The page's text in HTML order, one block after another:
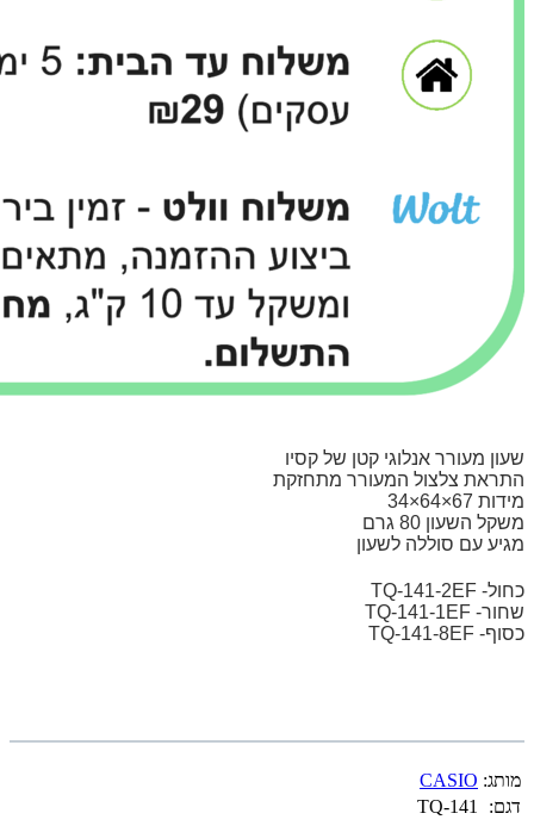
שעון מעורר אנלוגי קטן של קסיו
התראת צלצול המעורר מתחזקת
מידות 67×64×34
משקל השעון 80 גרם
מגיע עם סוללה לשעון
כחול- TQ-141-2EF
שחור- TQ-141-1EF
כסוף- TQ-141-8EF
מותג: CASIO
דגם:
TQ-141